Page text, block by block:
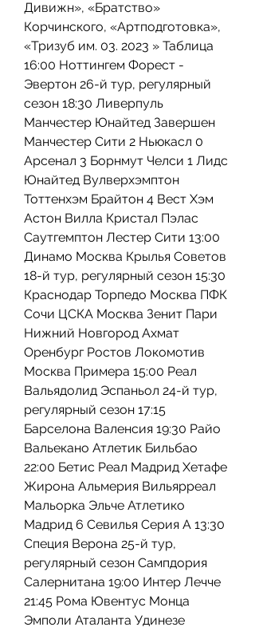
Дивижн», «Братство»
Корчинского, «Артподготовка»,
«Тризуб им. 03. 2023 » Таблица
16:00 Ноттингем Форест -
Эвертон 26-й тур, регулярный
сезон 18:30 Ливерпуль
Манчестер Юнайтед Завершен
Манчестер Сити 2 Ньюкасл 0
Арсенал 3 Борнмут Челси 1 Лидс
Юнайтед Вулверхэмптон
Тоттенхэм Брайтон 4 Вест Хэм
Астон Вилла Кристал Пэлас
Саутгемптон Лестер Сити 13:00
Динамо Москва Крылья Советов
18-й тур, регулярный сезон 15:30
Краснодар Торпедо Москва ПФК
Сочи ЦСКА Москва Зенит Пари
Нижний Новгород Ахмат
Оренбург Ростов Локомотив
Москва Примера 15:00 Реал
Вальядолид Эспаньол 24-й тур,
регулярный сезон 17:15
Барселона Валенсия 19:30 Райо
Вальекано Атлетик Бильбао
22:00 Бетис Реал Мадрид Хетафе
Жирона Альмерия Вильярреал
Мальорка Эльче Атлетико
Мадрид 6 Севилья Серия А 13:30
Специя Верона 25-й тур,
регулярный сезон Сампдория
Салернитана 19:00 Интер Лечче
21:45 Рома Ювентус Монца
Эмполи Аталанта Удинезе